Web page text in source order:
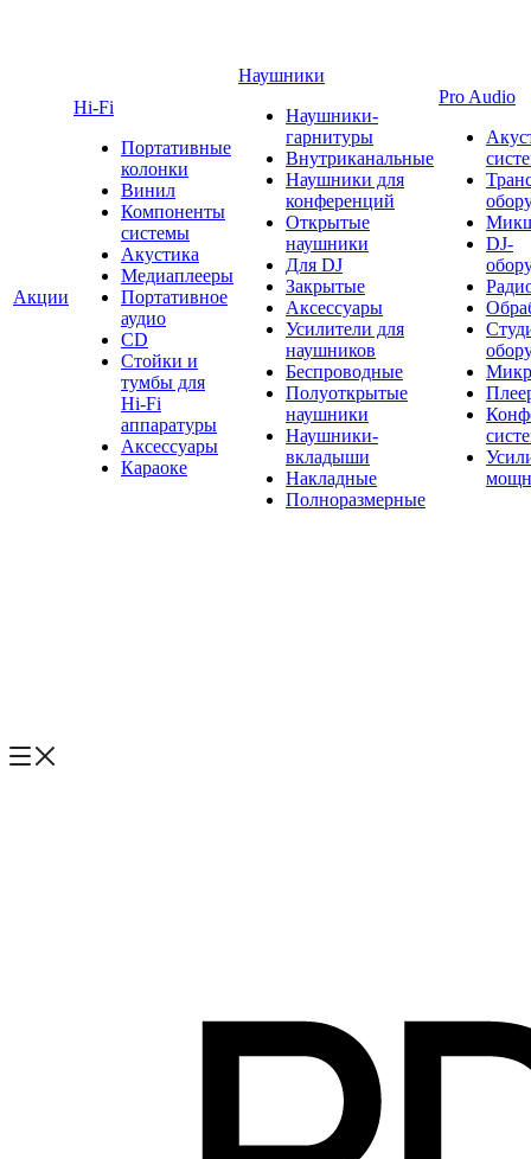
Акции
Hi-Fi
Портативные
колонки
Винил
Компоненты
системы
Акустика
Медиаплееры
Портативное
аудио
CD
Стойки и
тумбы для
Hi-Fi
аппаратуры
Аксессуары
Караоке
Наушники
Наушники-
гарнитуры
Внутриканальные
Наушники для
конференций
Открытые
наушники
Для DJ
Закрытые
Аксессуары
Усилители для
наушников
Беспроводные
Полуоткрытые
наушники
Наушники-
вкладыши
Накладные
Полноразмерные
Pro Audio
DJ-